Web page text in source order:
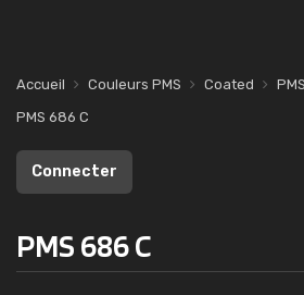
Accueil Couleurs PMS Coated
PMS 686 C
Connecter
PMS 686 C